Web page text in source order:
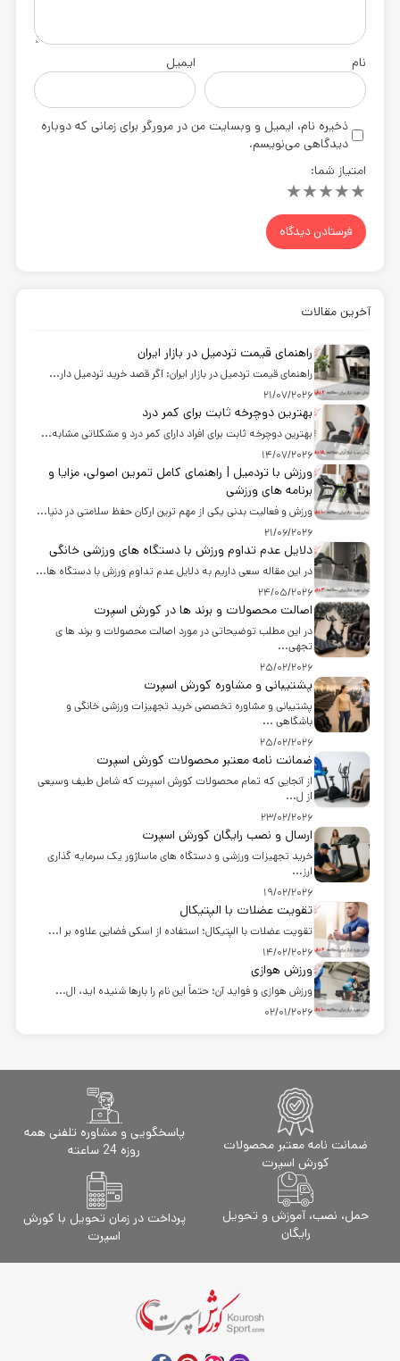
نام ایمیل
ذخیره نام، ایمیل و وبسایت من در مرورگر برای زمانی که دوباره
دیدگاهی می‌نویسم.
امتیاز شما:
★
★
★
★
★
آخرین مقالات
راهنمای قیمت تردمیل در بازار ایران
راهنمای قیمت تردمیل در بازار ایران: اگر قصد خرید تردمیل دار...
21/07/2026
بهترین دوچرخه ثابت برای کمر درد
بهترین دوچرخه ثابت برای افراد دارای کمر درد و مشکلاتی مشابه...
14/07/2026
ورزش با تردمیل | راهنمای کامل تمرین اصولی، مزایا و
برنامه های ورزشی
ورزش و فعالیت بدنی یکی از مهم ترین ارکان حفظ سلامتی در دنیا...
21/06/2026
دلایل عدم تداوم ورزش با دستگاه های ورزشی خانگی
در این مقاله سعی داریم به دلایل عدم تداوم ورزش با دستگاه ها...
24/05/2026
اصالت محصولات و برند ها در کورش اسپرت
در این مطلب توضیحاتی در مورد اصالت محصولات و برند ها ی
تجهی...
25/02/2026
پشتیبانی و مشاوره کورش اسپرت
پشتیبانی و مشاوره تخصصی خرید تجهیزات ورزشی خانگی و
باشگاهی ...
25/02/2026
ضمانت نامه معتبر محصولات کورش اسپرت
از آنجایی که تمام محصولات کورش اسپرت که شامل طیف وسیعی
از ل...
23/02/2026
ارسال و نصب رایگان کورش اسپرت
خرید تجهیزات ورزشی و دستگاه های ماساژور یک سرمایه گذاری
ارز...
19/02/2026
تقویت عضلات با الپتیکال
تقویت عضلات با الپتیکال؛ استفاده از اسکی فضایی علاوه بر ا...
14/02/2026
ورزش هوازی
ورزش هوازی و فواید آن؛ حتماً این نام را بارها شنیده اید، ال...
02/01/2026
ضمانت نامه معتبر محصولات
کورش اسپرت
پاسخگویی و مشاوره تلفنی همه
روزه 24 ساعته
حمل، نصب، آموزش و تحویل
رایگان
پرداخت در زمان تحویل با کورش
اسپرت